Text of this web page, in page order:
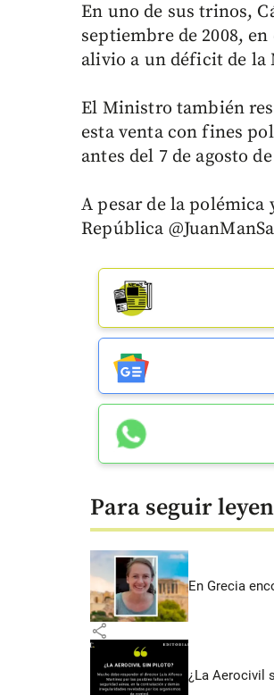
En uno de sus trinos,
septiembre de 2008,
alivio a un déficit de la
El Ministro también
esta venta con fines
antes del 7 de agosto
A pesar de la
República
Para seguir
En Grecia
share
¿La Aerocivil